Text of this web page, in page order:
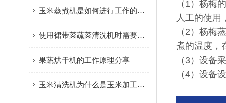
玉米蒸煮机是如何进行工作的您知道吗？
使用裙带菜蔬菜清洗机时需要多注意以下事项
果蔬烘干机的工作原理分享
玉米清洗机为什么是玉米加工设备中的重要环节
（1）杨梅
人工的使用
（2）杨梅
煮的温度，
（3）设备
（4）设备